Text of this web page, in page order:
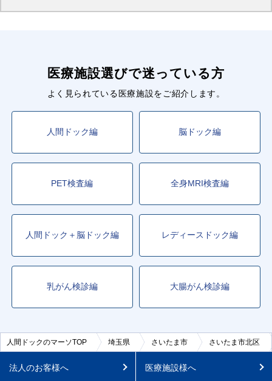
医療施設選びで迷っている方
よく見られている医療施設をご紹介します。
人間ドック編 脳ドック編
PET検査編 全身MRI検査編
人間ドック＋脳ドック編 レディースドック編
乳がん検診編 大腸がん検診編
人間ドックのマーソTOP 埼玉県 さいたま市 さいたま市北区
法人のお客様へ 医療施設様へ